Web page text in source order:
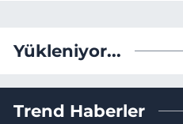
Yükleniyor...
Trend Haberler